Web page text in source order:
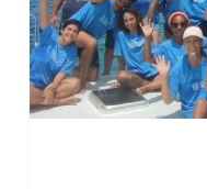
Raízes
llevó
a
cabo